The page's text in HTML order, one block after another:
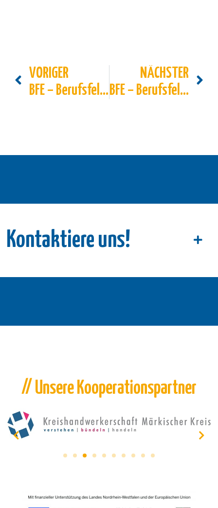
VORIGER
BFE – Berufsfelderkundung Klasse 8 im Mai 2024
NÄCHSTER
BFE – Berufsfelderkundung Klasse 8 im Juni 2024
Kontaktiere uns!
// Unsere Kooperationspartner